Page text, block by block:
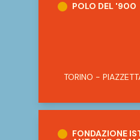
POLO DEL '900
TORINO -
FONDAZIONE